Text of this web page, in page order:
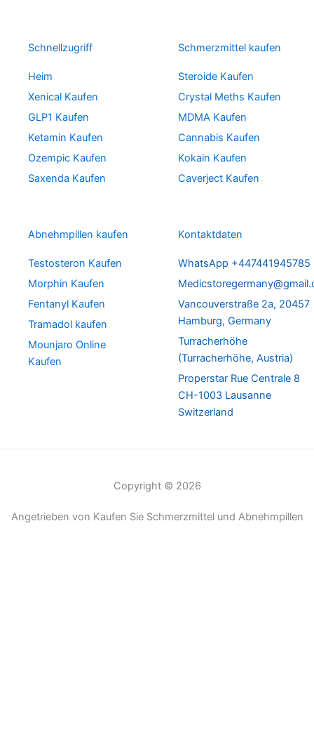
Schnellzugriff
Heim
Xenical Kaufen
GLP1 Kaufen
Ketamin Kaufen
Ozempic Kaufen
Saxenda Kaufen
Schmerzmittel kaufen
Steroide Kaufen
Crystal Meths Kaufen
MDMA Kaufen
Cannabis Kaufen
Kokain Kaufen
Caverject Kaufen
Abnehmpillen kaufen
Testosteron Kaufen
Morphin Kaufen
Fentanyl Kaufen
Tramadol kaufen
Mounjaro Online
Kaufen
Kontaktdaten
WhatsApp +447441945785
Vancouverstraße 2a, 20457
Hamburg, Germany
Turracherhöhe
(Turracherhöhe, Austria)
Properstar Rue Centrale 8
CH-1003 Lausanne
Switzerland
Copyright © 2026
Angetrieben von Kaufen Sie Schmerzmittel und Abnehmpillen